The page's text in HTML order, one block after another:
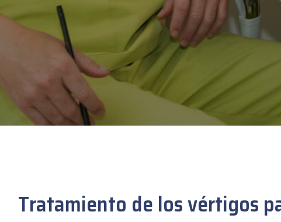
Tratamiento de los vértigos